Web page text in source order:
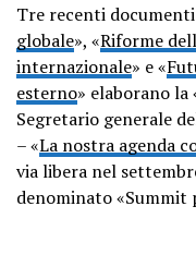
Tre recenti
globale», «Riforme
internazionale» e «
esterno» elaborano
Segretario generale
– «La nostra agenda
via libera nel
denominato «Summit